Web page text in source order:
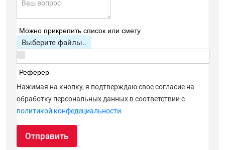
Можно прикрепить список или смету
Выберите файлы..
Реферер
Нажимая на кнопку, я подтверждаю свое согласие на
обработку персональных данных в соответствии с
политикой конфедециальности
Отправить